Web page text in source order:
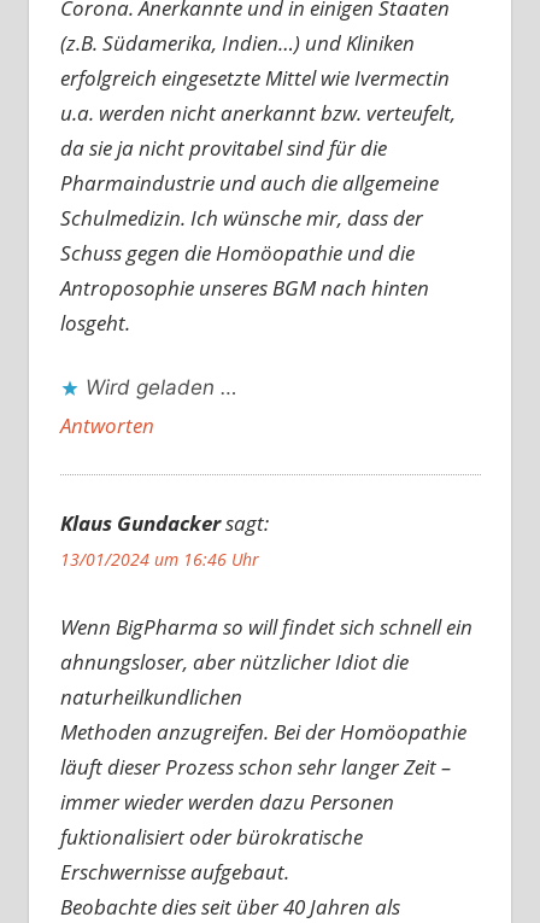
Corona. Anerkannte und in einigen Staaten
(z.B. Südamerika, Indien…) und Kliniken
erfolgreich eingesetzte Mittel wie Ivermectin
u.a. werden nicht anerkannt bzw. verteufelt,
da sie ja nicht provitabel sind für die
Pharmaindustrie und auch die allgemeine
Schulmedizin. Ich wünsche mir, dass der
Schuss gegen die Homöopathie und die
Antroposophie unseres BGM nach hinten
losgeht.
Wird geladen …
Antworten
Klaus Gundackersagt:
13/01/2024 um 16:46 Uhr
Wenn BigPharma so will findet sich schnell ein
ahnungsloser, aber nützlicher Idiot die
naturheilkundlichen
Methoden anzugreifen. Bei der Homöopathie
läuft dieser Prozess schon sehr langer Zeit –
immer wieder werden dazu Personen
fuktionalisiert oder bürokratische
Erschwernisse aufgebaut.
Beobachte dies seit über 40 Jahren als